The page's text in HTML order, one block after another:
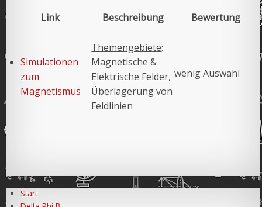
Link Beschreibung Bewertung
Simulationen
zum
Magnetismus
Themengebiete:
Magnetische &
Elektrische Felder,
Überlagerung von
Feldlinien
wenig Auswahl
Start